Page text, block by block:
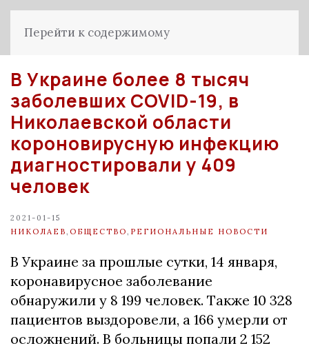
Перейти к содержимому
В Украине более 8 тысяч
заболевших COVID-19, в
Николаевской области
короновирусную инфекцию
диагностировали у 409
человек
2021-01-15
НИКОЛАЕВ ОБЩЕСТВО РЕГИОНАЛЬНЫЕ НОВОСТИ
В Украине за прошлые сутки, 14 января,
коронавирусное заболевание
обнаружили у 8 199 человек. Также 10 328
пациентов выздоровели, а 166 умерли от
осложнений. В больницы попали 2 152